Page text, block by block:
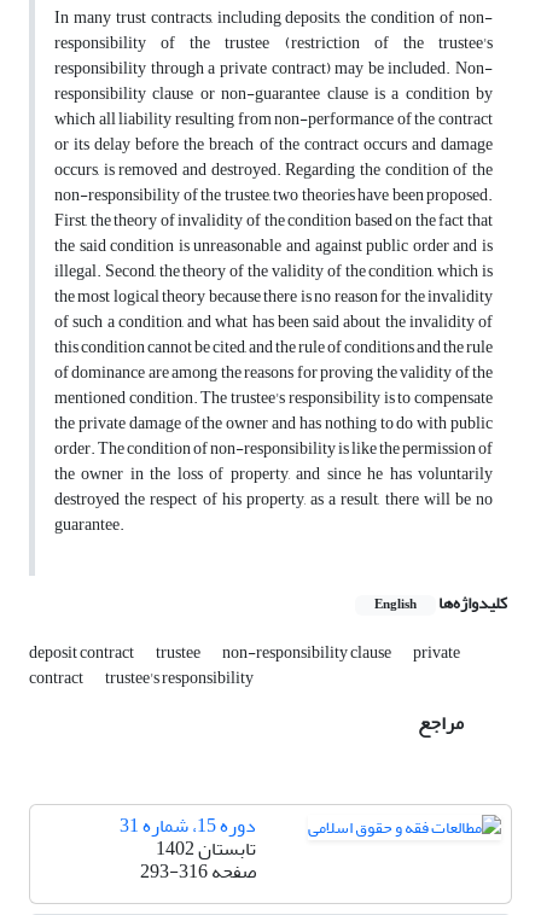
In many trust contracts, including deposits, the condition of non-
responsibility of the trustee (restriction of the trustee's
responsibility through a private contract) may be included. Non-
responsibility clause or non-guarantee clause is a condition by
which all liability resulting from non-performance of the contract
or its delay before the breach of the contract occurs and damage
occurs, is removed and destroyed. Regarding the condition of the
non-responsibility of the trustee, two theories have been proposed.
First, the theory of invalidity of the condition based on the fact that
the said condition is unreasonable and against public order and is
illegal. Second, the theory of the validity of the condition, which is
the most logical theory because there is no reason for the invalidity
of such a condition, and what has been said about the invalidity of
this condition cannot be cited, and the rule of conditions and the rule
of dominance are among the reasons for proving the validity of the
mentioned condition. The trustee's responsibility is to compensate
the private damage of the owner and has nothing to do with public
order. The condition of non-responsibility is like the permission of
the owner in the loss of property, and since he has voluntarily
destroyed the respect of his property, as a result, there will be no
guarantee.
کلیدواژه‌ها English
deposit contract trustee non-responsibility clause private
contract trustee's responsibility
مراجع
دوره 15، شماره 31
تابستان 1402
صفحه293-316